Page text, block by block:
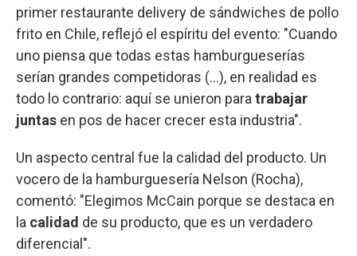
primer restaurante delivery de sándwiches de pollo
frito en Chile, reflejó el espíritu del evento: "Cuando
uno piensa que todas estas hamburgueserías
serían grandes competidoras (...), en realidad es
todo lo contrario: aquí se unieron para trabajar
juntas en pos de hacer crecer esta industria".
Un aspecto central fue la calidad del producto. Un
vocero de la hamburguesería Nelson (Rocha),
comentó: "Elegimos McCain porque se destaca en
la calidad de su producto, que es un verdadero
diferencial".